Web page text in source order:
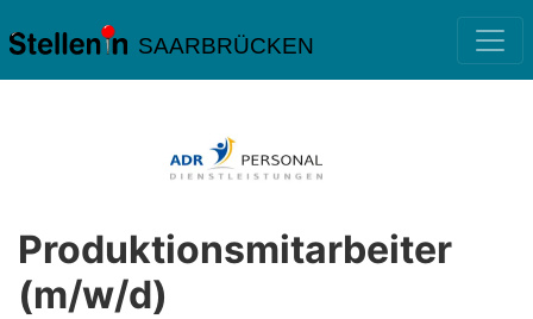
SAARBRÜCKEN
Produktionsmitarbeiter
(m/w/d)